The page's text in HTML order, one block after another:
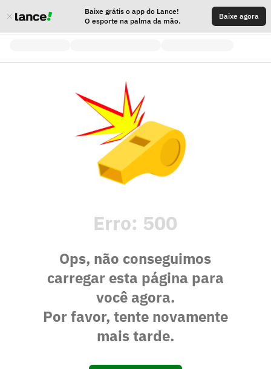
Baixe grátis o app do Lance!
O esporte na palma da mão.
Baixe agora
Erro: 500
Ops, não conseguimos
carregar esta página para
você agora.
Por favor, tente novamente
mais tarde.